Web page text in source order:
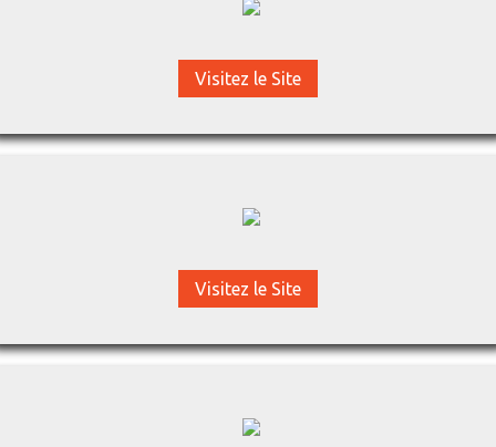
Visitez le Site
Visitez le Site